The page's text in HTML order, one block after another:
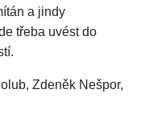
a jindy
třeba uvést do
Zdeněk Nešpor,